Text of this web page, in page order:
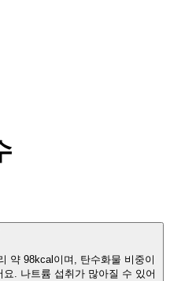
약 98kcal이며, 탄수화물 비중이
요. 나트륨 섭취가 많아질 수 있어